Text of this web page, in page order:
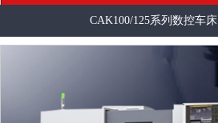
CAK100/125系列数控车床